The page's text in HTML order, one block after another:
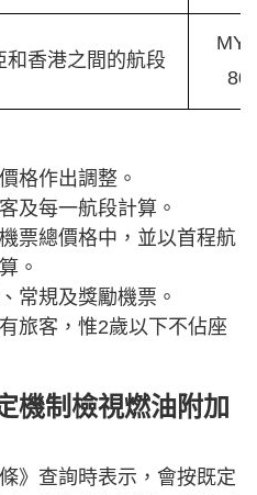
和香港之間的航段
80
格作出調整。
及每一航段計算。
票總價格中，並以首程航
。
常規及獎勵機票。
旅客，惟2歲以下不佔座
機制檢視燃油附加
》查詢時表示，會按既定